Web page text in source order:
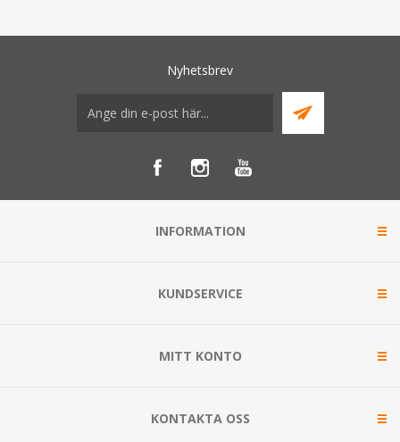
Nyhetsbrev
INFORMATION
KUNDSERVICE
MITT KONTO
KONTAKTA OSS